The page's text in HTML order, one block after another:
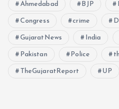
Ahmedabad BJP
Congress crime
GujaratNews India
Pakistan Police
TheGujaratReport UP